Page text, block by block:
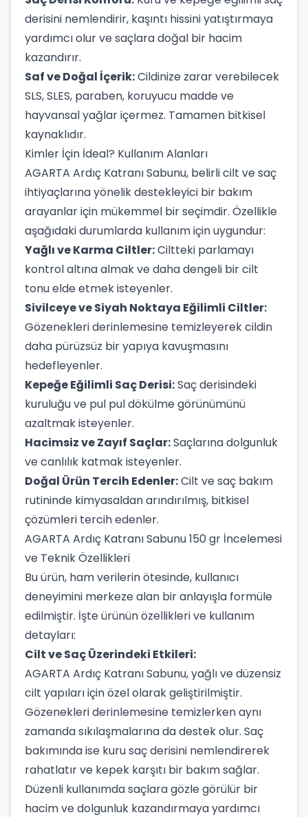
derisini nemlendirir, kaşıntı hissini yatıştırmaya
yardımcı olur ve saçlara doğal bir hacim
kazandırır.
Saf ve Doğal İçerik:Cildinize zarar verebilecek
SLS, SLES, paraben, koruyucu madde ve
hayvansal yağlar içermez. Tamamen bitkisel
kaynaklıdır.
Kimler İçin İdeal? Kullanım Alanları
AGARTA Ardıç Katranı Sabunu, belirli cilt ve saç
ihtiyaçlarına yönelik destekleyici bir bakım
arayanlar için mükemmel bir seçimdir. Özellikle
aşağıdaki durumlarda kullanım için uygundur:
Yağlı ve Karma Ciltler:Ciltteki parlamayı
kontrol altına almak ve daha dengeli bir cilt
tonu elde etmek isteyenler.
Sivilceye ve Siyah Noktaya Eğilimli Ciltler:
Gözenekleri derinlemesine temizleyerek cildin
daha pürüzsüz bir yapıya kavuşmasını
hedefleyenler.
Kepeğe Eğilimli Saç Derisi:Saç derisindeki
kuruluğu ve pul pul dökülme görünümünü
azaltmak isteyenler.
Hacimsiz ve Zayıf Saçlar:Saçlarına dolgunluk
ve canlılık katmak isteyenler.
Doğal Ürün Tercih Edenler:Cilt ve saç bakım
rutininde kimyasaldan arındırılmış, bitkisel
çözümleri tercih edenler.
AGARTA Ardıç Katranı Sabunu 150 gr İncelemesi
ve Teknik Özellikleri
Bu ürün, ham verilerin ötesinde, kullanıcı
deneyimini merkeze alan bir anlayışla formüle
edilmiştir. İşte ürünün özellikleri ve kullanım
detayları:
Cilt ve Saç Üzerindeki Etkileri:
AGARTA Ardıç Katranı Sabunu, yağlı ve düzensiz
cilt yapıları için özel olarak geliştirilmiştir.
Gözenekleri derinlemesine temizlerken aynı
zamanda sıkılaşmalarına da destek olur. Saç
bakımında ise kuru saç derisini nemlendirerek
rahatlatır ve kepek karşıtı bir bakım sağlar.
Düzenli kullanımda saçlara gözle görülür bir
hacim ve dolgunluk kazandırmaya yardımcı